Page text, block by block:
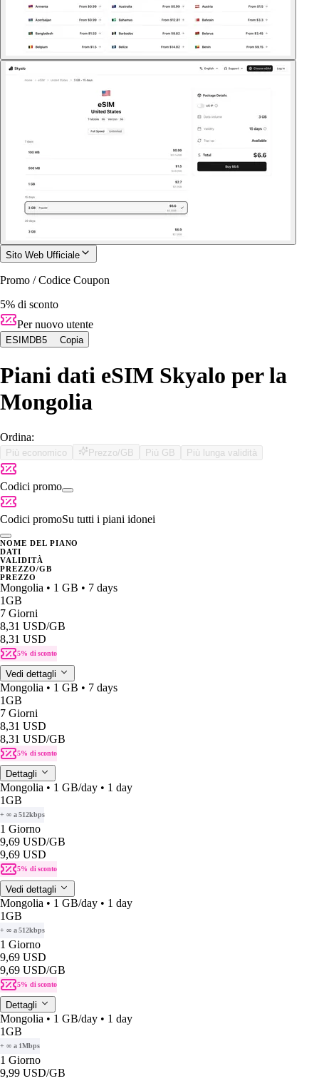
Sito Web Ufficiale
Promo / Codice Coupon
5% di sconto
Per nuovo utente
ESIMDB5 Copia
Piani dati eSIM Skyalo per la
Mongolia
Ordina:
Più economico Prezzo/GB Più GB Più lunga validità
Codici promo
Codici promoSu tutti i piani idonei
NOME DEL PIANO
DATI
VALIDITÀ
PREZZO/GB
PREZZO
Mongolia • 1 GB • 7 days
1GB
7 Giorni
8,31 USD/GB
8,31 USD
5% di sconto
Vedi dettagli
Mongolia • 1 GB • 7 days
1GB
7 Giorni
8,31 USD
8,31 USD/GB
5% di sconto
Dettagli
Mongolia • 1 GB/day • 1 day
1GB
+ ∞ a 512kbps
1 Giorno
9,69 USD/GB
9,69 USD
5% di sconto
Vedi dettagli
Mongolia • 1 GB/day • 1 day
1GB
+ ∞ a 512kbps
1 Giorno
9,69 USD
9,69 USD/GB
5% di sconto
Dettagli
Mongolia • 1 GB/day • 1 day
1GB
+ ∞ a 1Mbps
1 Giorno
9,99 USD/GB